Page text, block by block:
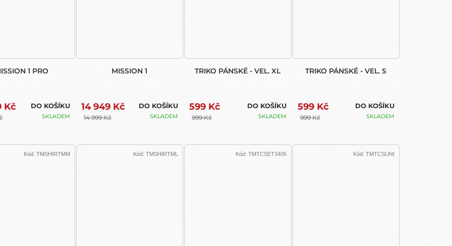
1 PRO
Kč DO KOŠÍKU
SKLADEM
MISSION 1
14 949 Kč
14 999 Kč
DO KOŠÍKU
SKLADEM
TRIKO PÁNSKÉ - VEL. XL
599 Kč
999 Kč
DO KOŠÍKU
SKLADEM
TRIKO PÁNSKÉ - VEL. S
599 Kč
999 Kč
DO KOŠÍKU
SKLADEM
Kód: TMSHIRTMM Kód: TMSHIRTML Kód: TMTCSET3405 Kód: TMTCSUNI